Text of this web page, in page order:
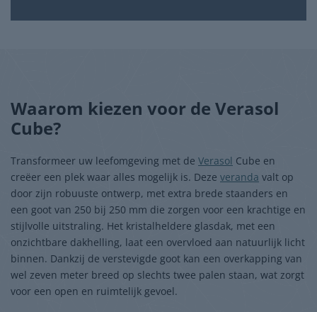
Waarom kiezen voor de Verasol
Cube?
Transformeer uw leefomgeving met de Verasol Cube en
creëer een plek waar alles mogelijk is. Deze veranda valt op
door zijn robuuste ontwerp, met extra brede staanders en
een goot van 250 bij 250 mm die zorgen voor een krachtige en
stijlvolle uitstraling. Het kristalheldere glasdak, met een
onzichtbare dakhelling, laat een overvloed aan natuurlijk licht
binnen. Dankzij de verstevigde goot kan een overkapping van
wel zeven meter breed op slechts twee palen staan, wat zorgt
voor een open en ruimtelijk gevoel.